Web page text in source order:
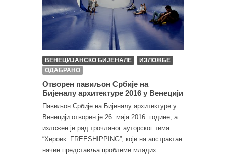
ВЕНЕЦИЈАНСКО БИЈЕНАЛЕ
ИЗЛОЖБЕ
ОДАБРАНО
Отворен павиљон Србије на
Бијеналу архитектуре 2016 у Венецији
Павиљон Србије на Бијеналу архитектуре у
Венецији отворен је 26. маја 2016. године, а
изложен је рад трочланог ауторског тима
“Хероик: FREESHIPPING”, који на апстрактан
начин представља проблеме младих.